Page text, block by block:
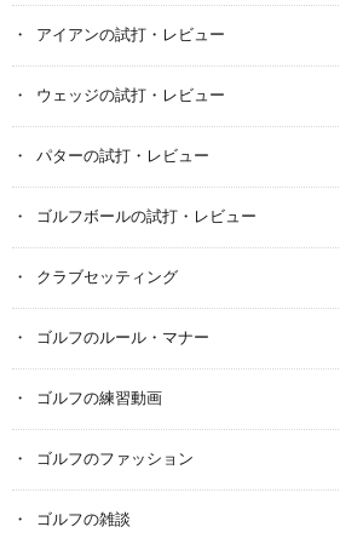
アイアンの試打・レビュー
ウェッジの試打・レビュー
パターの試打・レビュー
ゴルフボールの試打・レビュー
クラブセッティング
ゴルフのルール・マナー
ゴルフの練習動画
ゴルフのファッション
ゴルフの雑談